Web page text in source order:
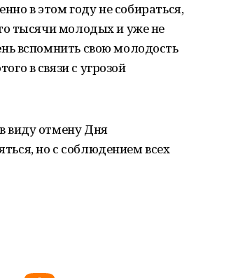
в этом году не собираться,
тысячи молодых и уже не
вспомнить свою молодость
в связи с угрозой
виду отмену Дня
но с соблюдением всех